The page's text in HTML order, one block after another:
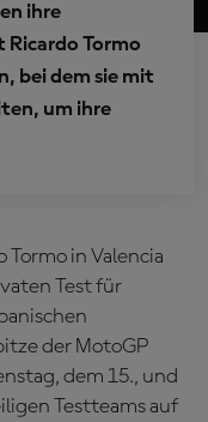
ihre
Ricardo Tormo
bei dem sie mit
um ihre
Tormo in Valencia
Test für
der MotoGP
dem 15., und
Testteams auf